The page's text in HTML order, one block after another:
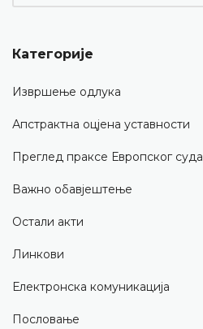
Категорије
Извршење одлука
Апстрактна оцјена уставности
Преглед праксе Европског суда
Важно обавјештење
Остали акти
Линкови
Електронска комуникација
Пословање